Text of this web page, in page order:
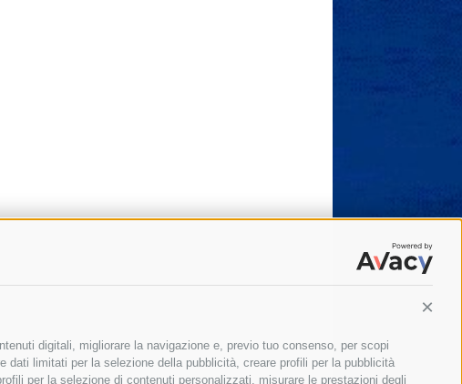
digitali, migliorare la navigazione e, previo tuo consenso, per scopi
limitati per la selezione della pubblicità, creare profili per la pubblicità
per la selezione di contenuti personalizzati, misurare le prestazioni degli